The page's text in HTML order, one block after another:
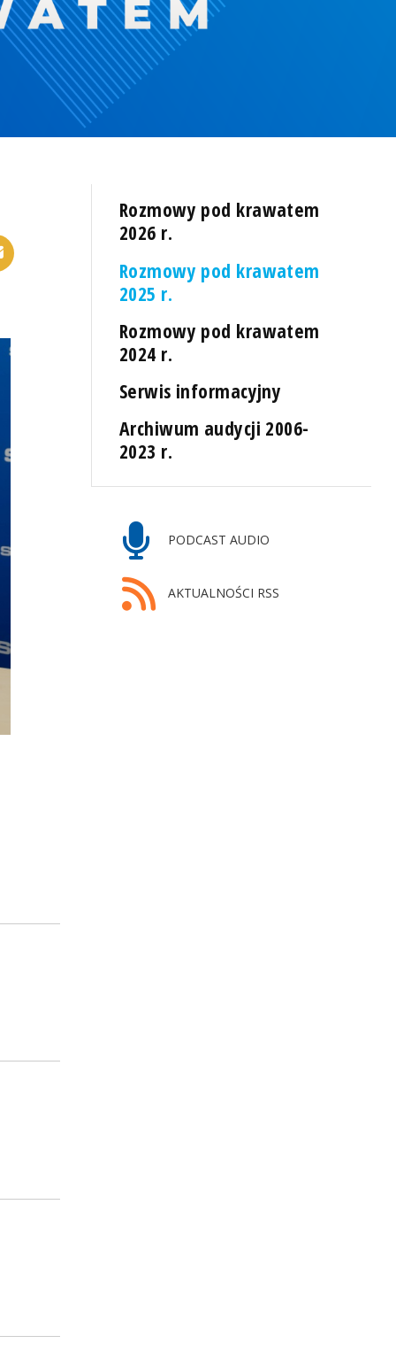
Rozmowy pod krawatem
2026 r.
Rozmowy pod krawatem
2025 r.
Rozmowy pod krawatem
2024 r.
Serwis informacyjny
Archiwum audycji 2006-
2023 r.
PODCAST AUDIO
AKTUALNOŚCI RSS